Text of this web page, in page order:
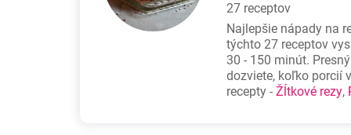
27 receptov
Najlepšie nápady na
týchto 27 receptov
30 - 150 minút.
dozviete, koľko porcií
recepty - Žĺtkové rezy,